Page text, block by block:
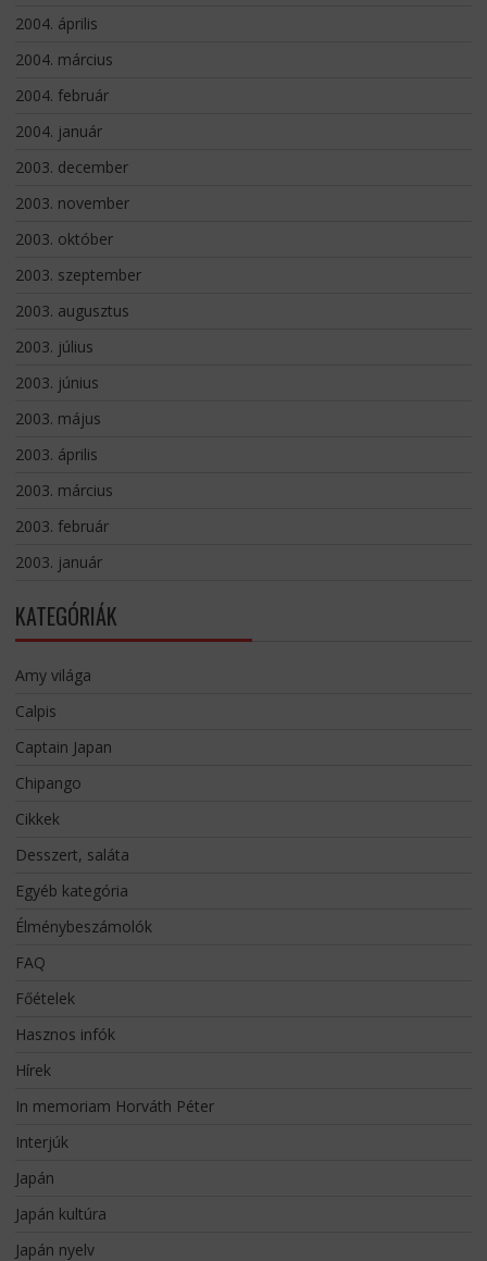
2004. április
2004. március
2004. február
2004. január
2003. december
2003. november
2003. október
2003. szeptember
2003. augusztus
2003. július
2003. június
2003. május
2003. április
2003. március
2003. február
2003. január
KATEGÓRIÁK
Amy világa
Calpis
Captain Japan
Chipango
Cikkek
Desszert, saláta
Egyéb kategória
Élménybeszámolók
FAQ
Főételek
Hasznos infók
Hírek
In memoriam Horváth Péter
Interjúk
Japán
Japán kultúra
Japán nyelv